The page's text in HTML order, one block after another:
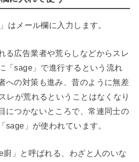
はメール欄に入力します。
る広告業者や荒らしなどからスレ
「sage」で進行するという流れ
への対策も進み、昔のように無差
レが荒れるということはなくなり
につかないところで、常連同士の
sage」が使われています。
廚」と呼ばれる、わざと人のいな